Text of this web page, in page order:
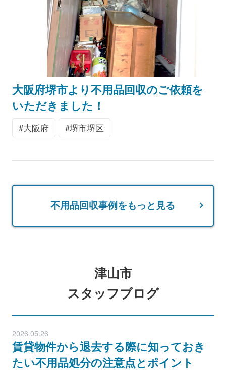
大阪府堺市より不用品回収のご依頼を
いただきました！
大阪府 堺市堺区
不用品回収事例をもっと見る
津山市
スタッフブログ
2026.05.26
賃貸物件から退去する際に知っておき
たい不用品処分の注意点とポイント